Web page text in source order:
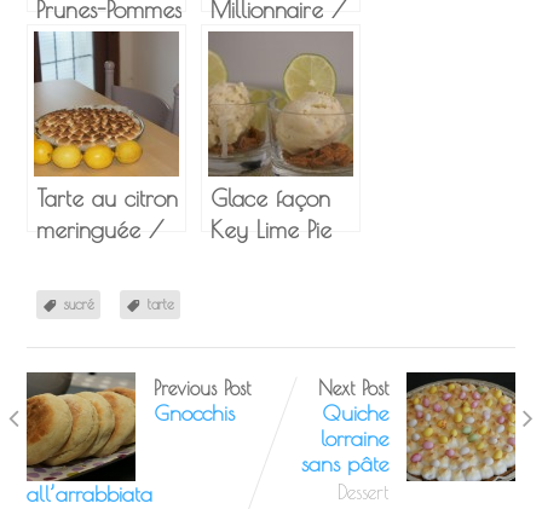
Prunes-Pommes
Fleur
d’oranger
Miel et Pavot
Millionnaire /
Shortbread
Tarte au citron
meringuée /
Spéculoos
Glace façon
Key Lime Pie
sucré tarte
Previous Post
Gnocchis
all’arrabbiata
Next Post
Quiche
lorraine
sans pâte
Dessert